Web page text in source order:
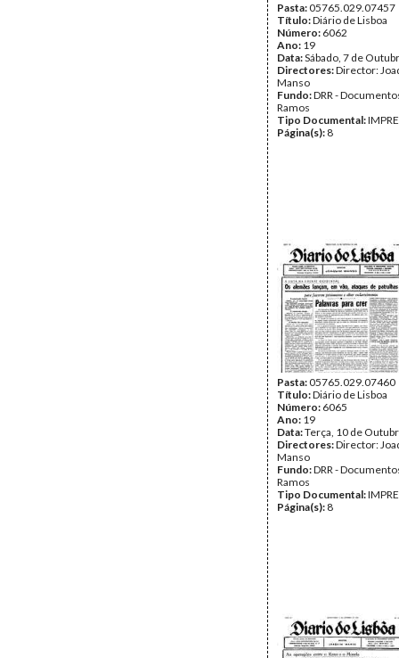
Pasta:05765.029.07457
Título:Diário de Lisboa
Número: 6062
Ano: 19
Data:Sábado, 7 de
Directores:Director:
Manso
Fundo:DRR -
Ramos
Tipo Documental:
Página(s): 8
Pasta:05765.029.07460
Título:Diário de Lisboa
Número: 6065
Ano: 19
Data:Terça, 10 de
Directores:Director:
Manso
Fundo:DRR -
Ramos
Tipo Documental:
Página(s): 8